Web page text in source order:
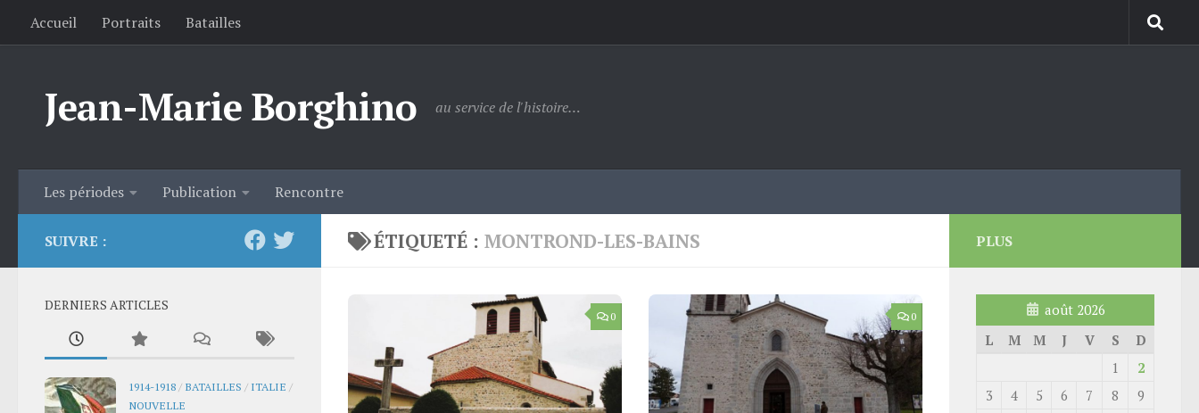
Skip to content
Accueil Portraits Batailles
Jean-Marie Borghino au service de l'histoire…
Les périodes Publication Rencontre
ÉTIQUETÉ : MONTROND-LES-BAINS
0 0
SUIVRE :
DERNIERS ARTICLES
1914-1918 / BATAILLES / ITALIE /
NOUVELLE
PLUS
août 2026
L
M M J V S
D
1
2
3
4 5 6 7 8
9